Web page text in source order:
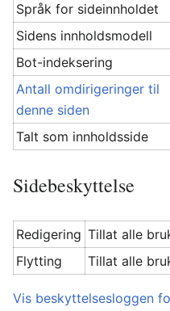
Språk for sideinnholdet
Sidens innholdsmodell
Bot-indeksering
Antall omdirigeringer til
denne siden
Talt som innholdsside
Sidebeskyttelse
Redigering Tillat alle
Flytting
Tillat alle
Vis beskyttelsesloggen